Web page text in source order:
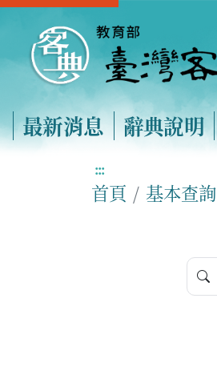
最新消息 辭典說明
:::
首頁 基本查詢